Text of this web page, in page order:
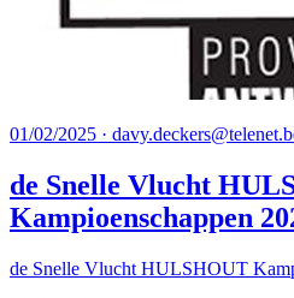
01/02/2025 ·
de Snelle Vlucht
Kampioenschappen
de Snelle Vlucht HULSHOUT